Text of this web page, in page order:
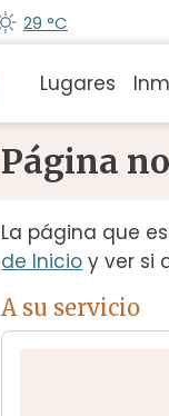
29 °C
Lugares
Página
La página que
de Inicio y ver si
A su servicio